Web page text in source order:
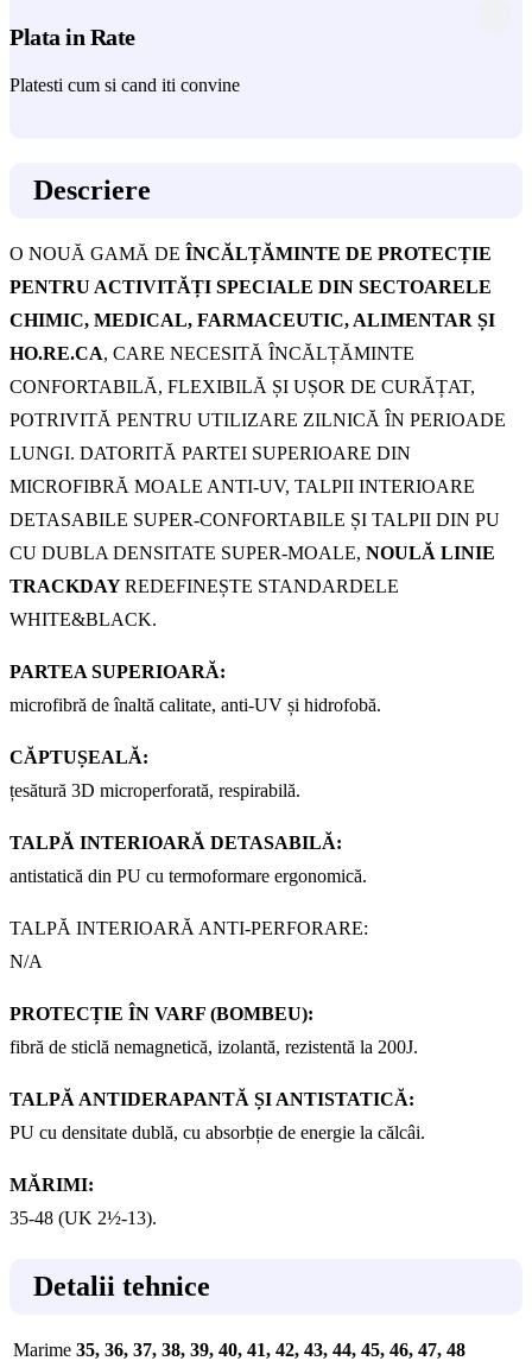
Plata in Rate
Platesti cum si cand iti convine
Descriere
O NOUĂ GAMĂ DE ÎNCĂLȚĂMINTE DE PROTECȚIE
PENTRU ACTIVITĂȚI SPECIALE DIN SECTOARELE
CHIMIC, MEDICAL, FARMACEUTIC, ALIMENTAR ȘI
HO.RE.CA, CARE NECESITĂ ÎNCĂLȚĂMINTE
CONFORTABILĂ, FLEXIBILĂ ȘI UȘOR DE CURĂȚAT,
POTRIVITĂ PENTRU UTILIZARE ZILNICĂ ÎN PERIOADE
LUNGI. DATORITĂ PARTEI SUPERIOARE DIN
MICROFIBRĂ MOALE ANTI-UV, TALPII INTERIOARE
DETASABILE SUPER-CONFORTABILE ȘI TALPII DIN PU
CU DUBLA DENSITATE SUPER-MOALE, NOULĂ LINIE
TRACKDAYREDEFINEȘTE STANDARDELE
WHITE&BLACK.
PARTEA SUPERIOARĂ:
microfibră de înaltă calitate, anti-UV și hidrofobă.
CĂPTUȘEALĂ:
țesătură 3D microperforată, respirabilă.
TALPĂ INTERIOARĂ DETASABILĂ:
antistatică din PU cu termoformare ergonomică.
TALPĂ INTERIOARĂ ANTI-PERFORARE:
N/A
PROTECȚIE ÎN VARF (BOMBEU):
fibră de sticlă nemagnetică, izolantă, rezistentă la 200J.
TALPĂ ANTIDERAPANTĂ ȘI ANTISTATICĂ:
PU cu densitate dublă, cu absorbție de energie la călcâi.
MĂRIMI:
35-48 (UK 2½-13).
Detalii tehnice
Marime 35, 36, 37, 38, 39, 40, 41, 42, 43, 44, 45, 46, 47, 48